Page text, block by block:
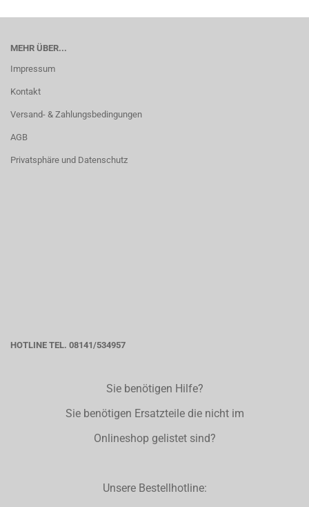
MEHR ÜBER...
Impressum
Kontakt
Versand- & Zahlungsbedingungen
AGB
Privatsphäre und Datenschutz
HOTLINE TEL. 08141/534957
Sie benötigen Hilfe?
Sie benötigen Ersatzteile die nicht im
Onlineshop gelistet sind?
Unsere Bestellhotline: